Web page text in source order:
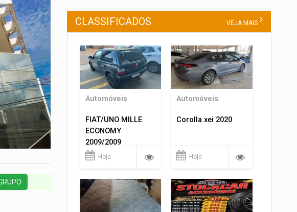
CLASSIFICADOS VEJA MAIS
Automóveis
FIAT/UNO MILLE
ECONOMY
2009/2009
Hoje
Automóveis
Corolla xei 2020
Hoje